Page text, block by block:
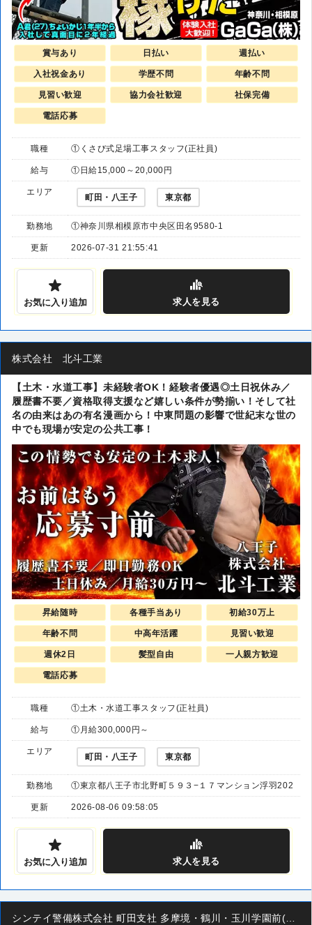
賞与あり 日払い 週払い
入社祝金あり 学歴不問 年齢不問
見習い歓迎 協力会社歓迎 社保完備
電話応募
職種 ①くさび式足場工事スタッフ(正社員)
給与 ①日給15,000～20,000円
エリア
町田・八王子 東京都
勤務地 ①神奈川県相模原市中央区田名9580-1
更新 2026-07-31 21:55:41
お気に入り追加 求人 を見る
株式会社 北斗工業
【土木・水道工事】未経験者OK！経験者優遇◎土日祝休み／
履歴書不要／資格取得支援など嬉しい条件が勢揃い！そして社
名の由来はあの有名漫画から！中東問題の影響で世紀末な世の
中でも現場が安定の公共工事！
昇給随時 各種手当あり 初給30万上
年齢不問 中高年活躍 見習い歓迎
週休2日 髪型自由 一人親方歓迎
電話応募
職種 ①土木・水道工事スタッフ(正社員)
給与 ①月給300,000円～
エリア
町田・八王子 東京都
勤務地 ①東京都八王子市北野町５９３−１７マンション浮羽202
更新 2026-08-06 09:58:05
お気に入り追加 求人を見る
シンテイ警備株式会社 町田支社 多摩境・鶴川・玉川学園前(40)エリア